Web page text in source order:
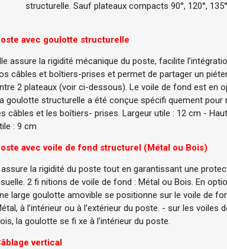
structurelle. Sauf plateaux compacts 90°, 120°,
avec goulotte structurelle
assure la rigidité mécanique du poste, facilite
câbles et boîtiers-prises et permet de partager un
2 plateaux (voir ci-dessous). Le voile de fond est en
goulotte structurelle a été conçue spécifi quement pour
câbles et les boîtiers- prises. Largeur utile : 12 cm -
: 9 cm
avec voile de fond structurel (Métal ou Bois)
assure la rigidité du poste tout en garantissant une
2 fi nitions de voile de fond : Métal ou Bois. En
large goulotte amovible se positionne sur le voile de
à l’intérieur ou à l’extérieur du poste. - sur les voiles
la goulotte se fi xe à l’intérieur du poste.
vertical